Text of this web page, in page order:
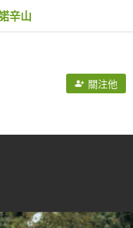
辛山
關注他